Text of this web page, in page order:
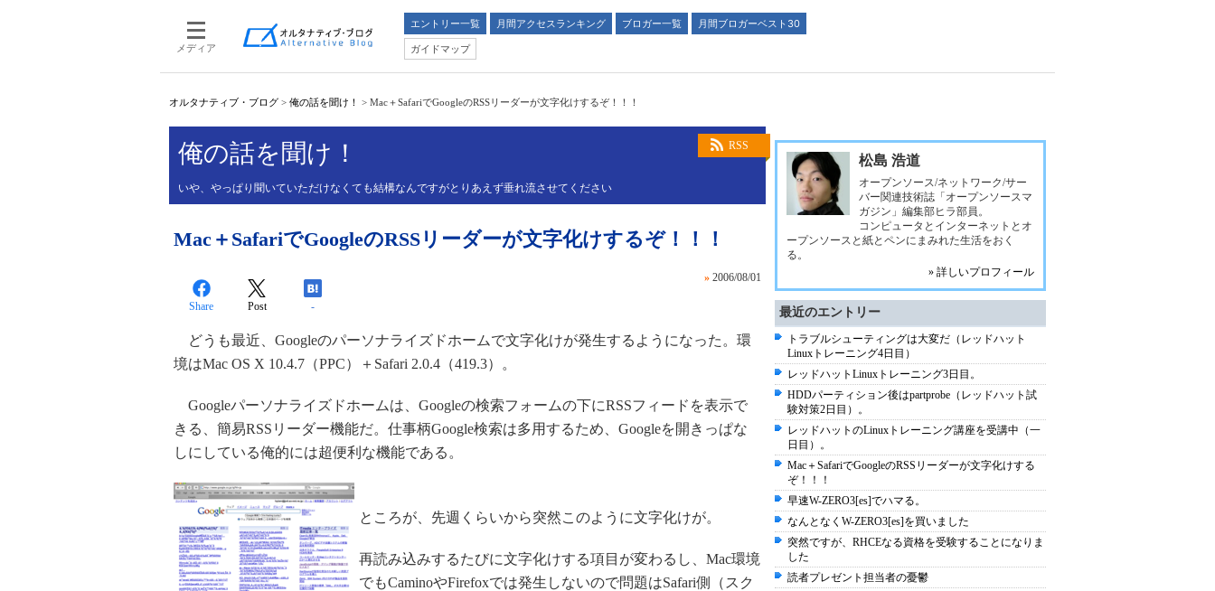
メディア
エントリー一覧 月間アクセスランキング ブロガー一覧
月間ブロガーベスト30
ガイドマップ
オルタナティブ・ブログ > 俺の話を聞け！ > Mac＋SafariでGoogleのRSSリーダーが文字化けするぞ！！！
RSS
俺の話を聞け！
いや、やっぱり聞いていただけなくても結構なんですがとりあえず垂れ流させてください
Mac＋SafariでGoogleのRSSリーダーが文字化けするぞ！！！
» 2006/08/01
Share Post -
どうも最近、Googleのパーソナライズドホームで文字化けが発生するようになった。環
境はMac OS X 10.4.7（PPC）＋Safari 2.0.4（419.3）。
Googleパーソナライズドホームは、Googleの検索フォームの下にRSSフィードを表示で
きる、簡易RSSリーダー機能だ。仕事柄Google検索は多用するため、Googleを開きっぱな
しにしている俺的には超便利な機能である。
ところが、先週くらいから突然このように文字化けが。
再読み込みするたびに文字化けする項目が変わるし、Mac環境
でもCaminoやFirefoxでは発生しないので問題はSafari側（スク
松島 浩道
オープンソース/ネットワーク/サー
バー関連技術誌「オープンソースマ
ガジン」編集部ヒラ部員。
コンピュータとインターネットとオ
ープンソースと紙とペンにまみれた生活をおく
る。
» 詳しいプロフィール
最近のエントリー
トラブルシューティングは大変だ（レッドハット
Linuxトレーニング4日目）
レッドハットLinuxトレーニング3日目。
HDDパーティション後はpartprobe（レッドハット試
験対策2日目）。
レッドハットのLinuxトレーニング講座を受講中（一
日目）。
Mac＋SafariでGoogleのRSSリーダーが文字化けする
ぞ！！！
早速W-ZERO3[es]でハマる。
なんとなくW-ZERO3[es]を買いました
突然ですが、RHCEなる資格を受験することになりま
した
読者プレゼント担当者の憂鬱